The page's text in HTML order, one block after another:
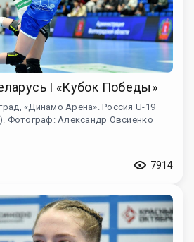
I «Кубок Победы»
«Динамо Арена». Россия U-19 –
Фотограф: Александр Овсиенко
7914